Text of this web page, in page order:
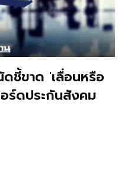
ดชี้ขาด 'เลื่อนหรือ
ร์ดประกันสังคม